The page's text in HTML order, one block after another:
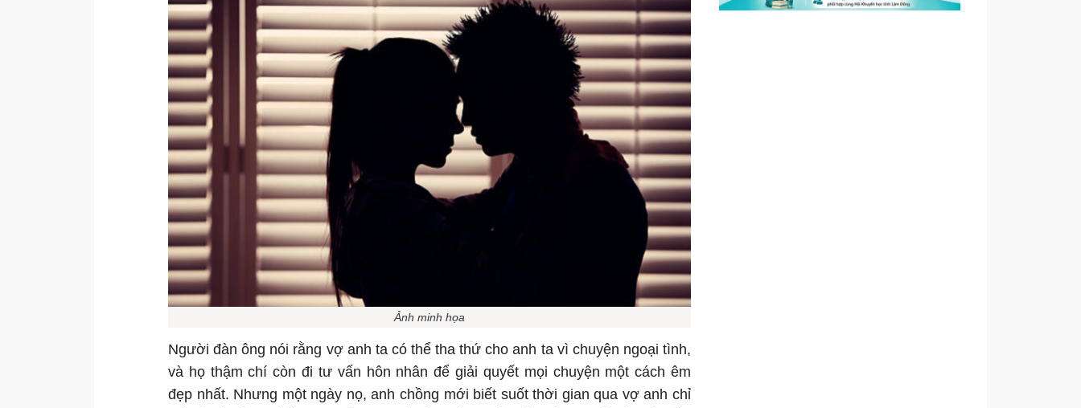
Ảnh minh họa
Người đàn ông nói rằng vợ anh ta có thể tha thứ cho anh ta vì chuyện ngoại tình,
và họ thậm chí còn đi tư vấn hôn nhân để giải quyết mọi chuyện một cách êm
đẹp nhất. Nhưng một ngày nọ, anh chồng mới biết suốt thời gian qua vợ anh chỉ